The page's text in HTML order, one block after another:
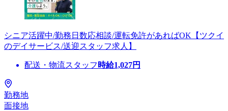
シニア活躍中/勤務日数応相談/運転免許があればOK【ツクイ
のデイサービス/送迎スタッフ求人】
配送・物流スタッフ 時給1,027円
勤務地
面接地